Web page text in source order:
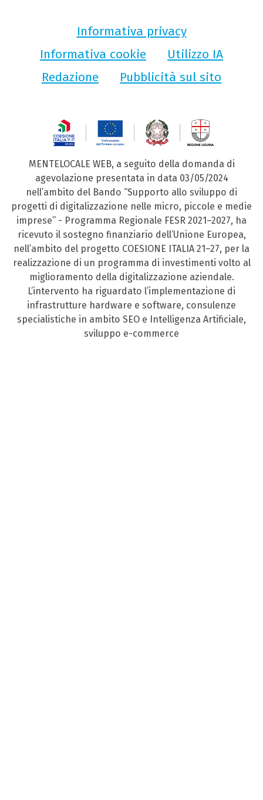
Informativa privacy
Informativa cookie
Utilizzo IA
Redazione
Pubblicità sul sito
MENTELOCALE WEB, a seguito della domanda di
agevolazione presentata in data 03/05/2024
nell’ambito del Bando “Supporto allo sviluppo di
progetti di digitalizzazione nelle micro, piccole e medie
imprese” - Programma Regionale FESR 2021–2027, ha
ricevuto il sostegno finanziario dell’Unione Europea,
nell’ambito del progetto COESIONE ITALIA 21–27, per la
realizzazione di un programma di investimenti volto al
miglioramento della digitalizzazione aziendale.
L’intervento ha riguardato l’implementazione di
infrastrutture hardware e software, consulenze
specialistiche in ambito SEO e Intelligenza Artificiale,
sviluppo e-commerce